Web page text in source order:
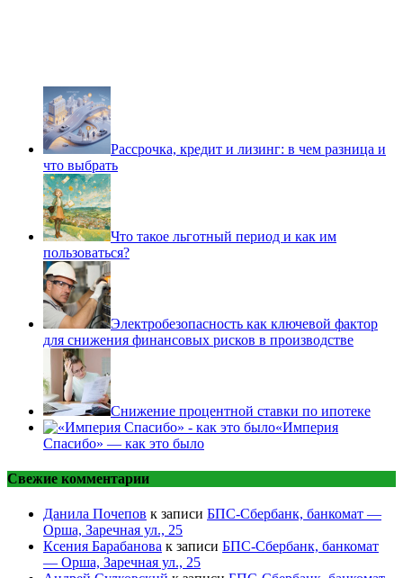
Рассрочка, кредит и лизинг: в чем разница и
что выбрать
Что такое льготный период и как им
пользоваться?
Электробезопасность как ключевой фактор
для снижения финансовых рисков в производстве
Снижение процентной ставки по ипотеке
«Империя
Спасибо» — как это было
Свежие комментарии
Данила Почепов к записи БПС-Сбербанк, банкомат —
Орша, Заречная ул., 25
Ксения Барабанова к записи БПС-Сбербанк, банкомат
— Орша, Заречная ул., 25